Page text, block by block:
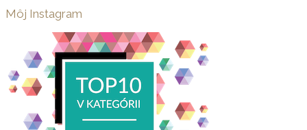
Môj Instagram